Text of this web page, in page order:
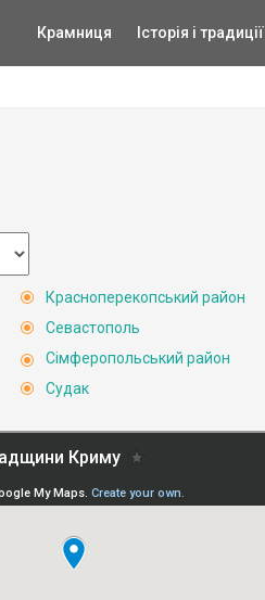
Крамниця Історія і традиції
Красноперекопський район
Севастополь
Сімферопольський район
Судак